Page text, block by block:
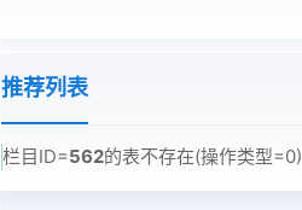
推荐列表
栏目ID=562的表不存在(操作类型=0)